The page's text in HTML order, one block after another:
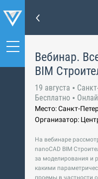
Вебинар.
BIM
19 августа
Бесплатно
Место: Санкт-
Организатор:
На вебинаре
nanoCAD BIM
за моделирования и
какими
проемы в частности